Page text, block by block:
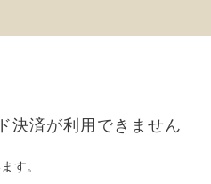
決済が利用できません
す。